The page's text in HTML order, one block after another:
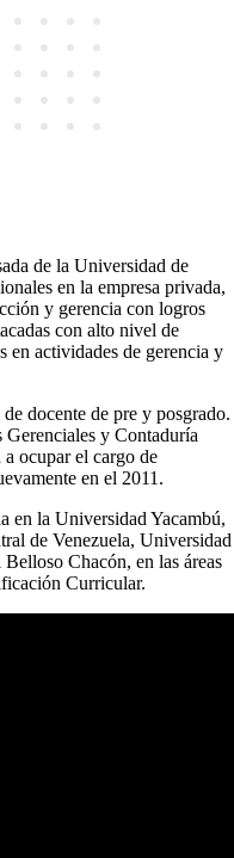
de la Universidad de
en la empresa privada,
y gerencia con logros
con alto nivel de
en actividades de gerencia y
docente de pre y posgrado.
y Contaduría
ocupar el cargo de
en el 2011.
en la Universidad Yacambú,
de Venezuela, Universidad
Chacón, en las áreas
Curricular.